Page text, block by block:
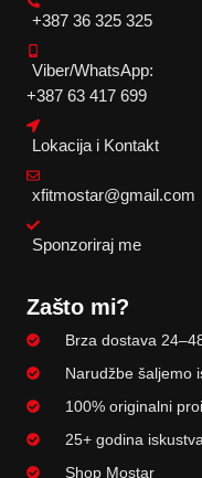
+387 36 325 325
Viber/WhatsApp:
+387 63 417 699
Lokacija i Kontakt
xfitmostar@gmail.com
Sponzoriraj me
Zašto mi?
Brza dostava
Narudžbe šaljemo
100% originalni
25+ godina
Shop Mostar